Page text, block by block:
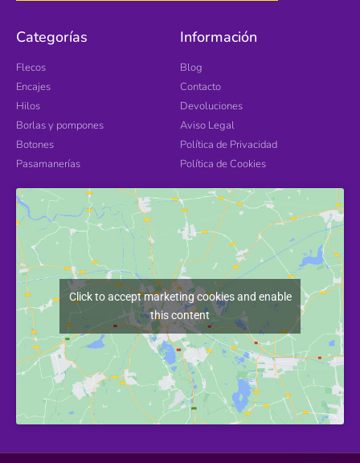
Categorías
Flecos
Encajes
Hilos
Borlas y pompones
Botones
Pasamanerías
Información
Blog
Contacto
Devoluciones
Aviso Legal
Política de Privacidad
Política de Cookies
Click to accept marketing cookies and enable
this content